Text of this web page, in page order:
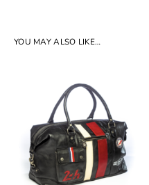
YOU MAY ALSO LIKE…